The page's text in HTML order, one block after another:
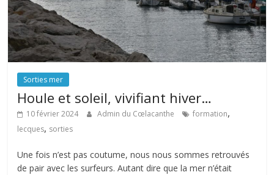
Sorties mer
Houle et soleil, vivifiant hiver…
10 février 2024 Admin du Cœlacanthe formation,
lecques, sorties
Une fois n’est pas coutume, nous nous sommes retrouvés
de pair avec les surfeurs. Autant dire que la mer n’était